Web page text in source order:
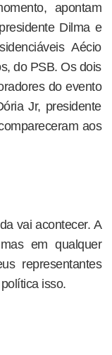
apontam
Dilma e
Aécio
do PSB. Os dois
do evento
Jr, presidente
aos
vai acontecer. A
em qualquer
representantes
isso.